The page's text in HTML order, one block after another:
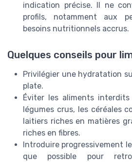
indication précise. Il ne
profils, notamment aux
besoins nutritionnels accrus.
Quelques conseils pour
Privilégier une hydratation
plate.
Éviter les aliments
légumes crus, les céréales
laitiers riches en matières
riches en fibres.
Introduire progressivement
que possible pour